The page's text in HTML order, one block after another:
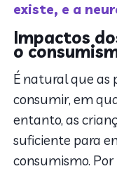
existe, e a
Impactos
o
É natural que as
consumir, em
entanto, as
suficiente para
consumismo. Por